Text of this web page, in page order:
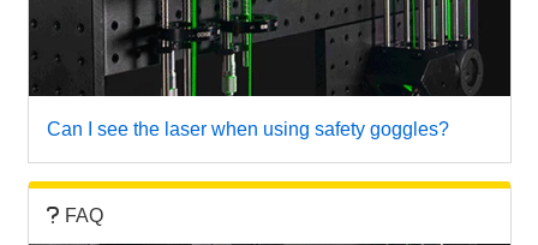
Can I see the laser when using safety goggles?
FAQ